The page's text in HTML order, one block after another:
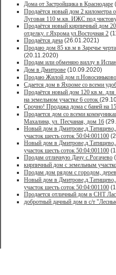
Дома от Застройщика в Краснодаре
Продаётся новый дом 2 километра
Луговая 110 м.кв. ИЖС под
Продаётся новый кирпичный дом
отделку. г.Яхрома ул.Восточная 2
Продаётся дача (26.01.2021)
Продaю дом 85 кв.м в Зарeчьe
(20.11.2020)
Продам или обменяю виллу в
Дом в Дмитрове (10.09.2020)
Продаю Жилой дом п.Новосиньково
Сдается дом в Яхроме со всеми
Продаётся новый дом 120 кв.м.
на земельном участке 6 соток
Срочно! Продажа дома с баней на
Продается дом со всеми
Махалина, ул. Песчаная, дом 16
Новый дом в
участок шесть соток 50:04:001100
Новый дом в
участок шесть соток 50:04:001100
Продам отличную Дачу с.Рогачево
кирпичный дом с земельным
Продам дом рядом с городом,
Новый дом в
участок шесть соток 50:04:001100
Продается отличный дом в СНТ
добротный дачный дом в с/т